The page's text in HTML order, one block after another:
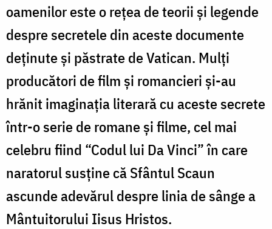
oamenilor este o reţea de teorii şi legende
despre secretele din aceste documente
deţinute şi păstrate de Vatican. Mulţi
producători de film şi romancieri şi-au
hrănit imaginaţia literară cu aceste secrete
într-o serie de romane şi filme, cel mai
celebru fiind “Codul lui Da Vinci” în care
naratorul susţine că Sfântul Scaun
ascunde adevărul despre linia de sânge a
Mântuitorului Iisus Hristos.